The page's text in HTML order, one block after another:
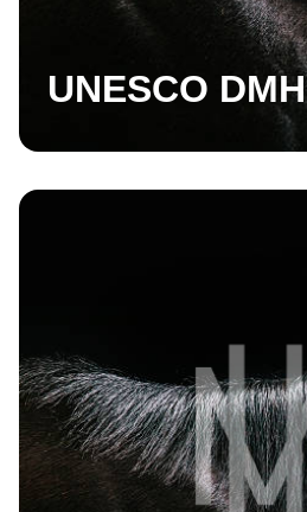
UNESCO DMH